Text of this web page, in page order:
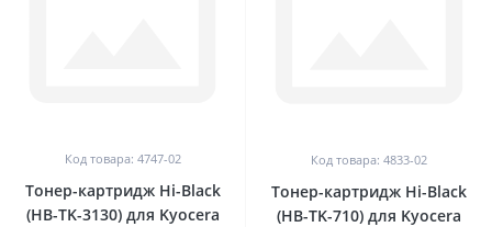
Код товара: 4747-02
Тонер-картридж Hi-Black
(HB-TK-3130) для Kyocera
Код товара: 4833-02
Тонер-картридж Hi-Black
(HB-TK-710) для Kyocera